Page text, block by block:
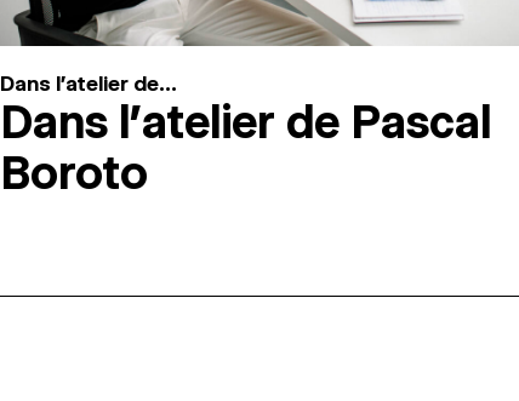
Dans l'atelier de...
Dans l’atelier de Pascal
Boroto